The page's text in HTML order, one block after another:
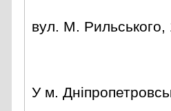
вул. М.
У м.